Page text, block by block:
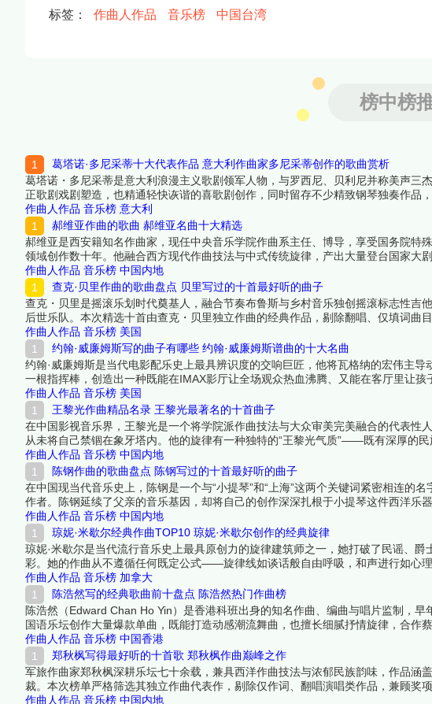
标签： 作曲人作品 音乐榜 中国台湾
榜中榜
葛塔诺·多尼采蒂十大代表作品 意大利作曲家多尼采蒂创作的歌曲赏析
葛塔诺・多尼采蒂是意大利浪漫主义歌剧领军人物，与罗西尼、贝利尼并称美声三
正歌剧戏剧塑造，也精通轻快诙谐的喜歌剧创作，同时留存不少精致钢琴独奏作
盘创作功底。本次精选十首原创代表作，剔除单纯填词改编曲目，覆盖歌剧巅峰、
起来看看详细名单吧！
作曲人作品 音乐榜 意大利
郝维亚作曲的歌曲 郝维亚名曲十大精选
郝维亚是西安籍知名作曲家，现任中央音乐学院作曲系主任、博导，享受国务院特
领域创作数十年。他融合西方现代作曲技法与中式传统旋律，产出大量登台国家大
国风器乐、时代交响。本文筛选十部由郝维亚独立作曲、兼具艺术高度与传播影响
中榜编辑一起来看看详细名单吧！
作曲人作品 音乐榜 中国内地
查克·贝里作曲的歌曲盘点 贝里写过的十首最好听的曲子
查克・贝里是摇滚乐划时代奠基人，融合节奏布鲁斯与乡村音乐独创摇滚标志性
后世乐队。本次精选十首由查克・贝里独立作曲的经典作品，剔除翻唱、仅填词曲
滚乐早期成型发展脉络。下面跟着榜中榜编辑一起来看看详细名单吧！
作曲人作品 音乐榜 美国
约翰·威廉姆斯写的曲子有哪些 约翰·威廉姆斯谱曲的十大名曲
约翰·威廉姆斯是当代电影配乐史上最具辨识度的交响巨匠，他将瓦格纳的宏伟主
一根指挥棒，创造出一种既能在IMAX影厅让全场观众热血沸腾、又能在客厅里让
鲨的背鳍划破海面，从霍格沃茨的烛光天花板到考古学家的鞭响，这位波士顿交响
中依然拥有不可替代的叙事力量。下面跟着榜中榜编辑一起来看看详细名单吧！
作曲人作品 音乐榜 美国
王黎光作曲精品名录 王黎光最著名的十首曲子
在中国影视音乐界，王黎光是一个将学院派作曲技法与大众审美完美融合的代表性
从未将自己禁锢在象牙塔内。他的旋律有一种独特的“王黎光气质”——既有深厚的
旋律线撬动整部影视作品的情感支点。从《宰相刘罗锅》到《年轮》，从《京华烟
份榜单从他的全部作曲作品中遴选出十首最具代表性的经典。下面跟着榜中榜编辑
作曲人作品 音乐榜 中国内地
陈钢作曲的歌曲盘点 陈钢写过的十首最好听的曲子
在中国现当代音乐史上，陈钢是一个与“小提琴”和“上海”这两个关键词紧密相连的
作者。陈钢延续了父亲的音乐基因，却将自己的创作深深扎根于小提琴这件西洋乐
质”——既有江南丝竹的婉约细腻，又有西洋古典音乐的严谨结构，更有上海这座城
选出十首最具代表性的经典。下面跟着榜中榜编辑一起来看看详细名单吧！
作曲人作品 音乐榜 中国内地
琼妮·米歇尔经典作曲TOP10 琼妮·米歇尔创作的经典旋律
琼妮·米歇尔是当代流行音乐史上最具原创力的旋律建筑师之一，她打破了民谣、
彩。她的作曲从不遵循任何既定公式——旋律线如谈话般自由呼吸，和声进行如心
在的凝聚力。从60年代的民谣诗人到70年代的爵士探索者，米歇尔用半个世纪的创
不可归类。下面跟着榜中榜编辑一起来看看详细名单吧！
作曲人作品 音乐榜 加拿大
陈浩然写的经典歌曲前十盘点 陈浩然热门作曲榜
陈浩然（Edward Chan Ho Yin）是香港科班出身的知名作曲、编曲与唱片监制，
国语乐坛创作大量爆款单曲，既能打造动感潮流舞曲，也擅长细腻抒情旋律，合
律，后期深耕乐坛新人扶持，兼具商业热度与创作多元性，是千禧年华语乐坛极具
作曲人作品 音乐榜 中国香港
郑秋枫写得最好听的十首歌 郑秋枫作曲巅峰之作
军旅作曲家郑秋枫深耕乐坛七十余载，兼具西洋作曲技法与浓郁民族韵味，作品
裁。本次榜单严格筛选其独立作曲代表作，剔除仅作词、翻唱演唱类作品，兼顾奖
国民童年金曲、舞台史诗配乐。下面跟着榜中榜编辑一起来看看详细名单吧！
作曲人作品 音乐榜 中国内地